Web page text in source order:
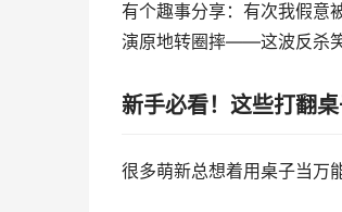
有个趣事分享：有次我假意
演原地转圈摔——这波反杀笑
新手必看！这些打翻
很多萌新总想着用桌子当万